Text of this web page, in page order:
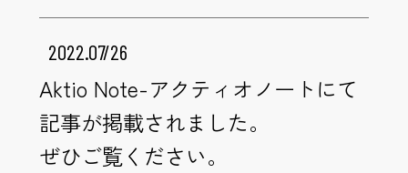
2022.07/26
Aktio Note-アクティオノートにて
記事が掲載されました。
ぜひご覧ください。